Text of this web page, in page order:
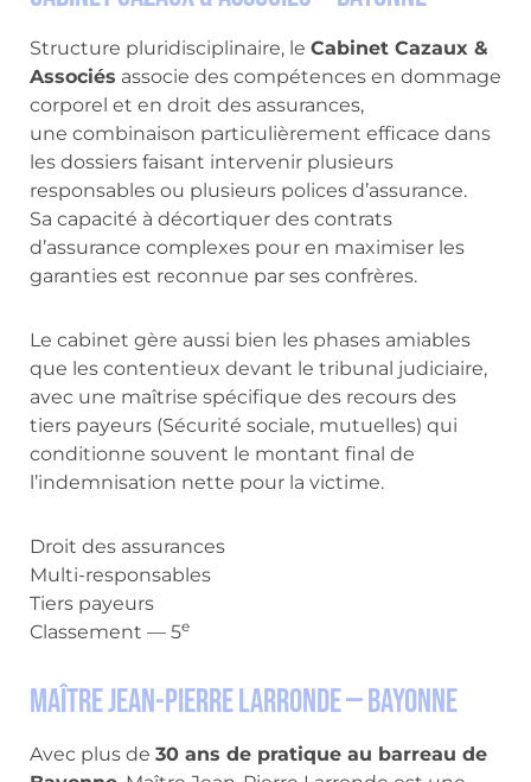
Structure pluridisciplinaire, le Cabinet Cazaux &
Associés associe des compétences en dommage
corporel et en droit des assurances,
une combinaison particulièrement efficace dans
les dossiers faisant intervenir plusieurs
responsables ou plusieurs polices d’assurance.
Sa capacité à décortiquer des contrats
d’assurance complexes pour en maximiser les
garanties est reconnue par ses confrères.
Le cabinet gère aussi bien les phases amiables
que les contentieux devant le tribunal judiciaire,
avec une maîtrise spécifique des recours des
tiers payeurs (Sécurité sociale, mutuelles) qui
conditionne souvent le montant final de
l’indemnisation nette pour la victime.
Droit des assurances
Multi-responsables
Tiers payeurs
Classement — 5e
Maître Jean-Pierre Larronde — Bayonne
Avec plus de 30 ans de pratique au barreau de